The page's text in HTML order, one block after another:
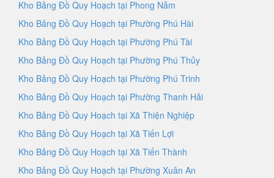
Kho Bảng Đồ Quy Hoạch tại Phong Nẫm
Kho Bảng Đồ Quy Hoạch tại Phường Phú Hài
Kho Bảng Đồ Quy Hoạch tại Phường Phú Tài
Kho Bảng Đồ Quy Hoạch tại Phường Phú Thủy
Kho Bảng Đồ Quy Hoạch tại Phường Phú Trinh
Kho Bảng Đồ Quy Hoạch tại Phường Thanh Hải
Kho Bảng Đồ Quy Hoạch tại Xã Thiện Nghiệp
Kho Bảng Đồ Quy Hoạch tại Xã Tiến Lợi
Kho Bảng Đồ Quy Hoạch tại Xã Tiến Thành
Kho Bảng Đồ Quy Hoạch tại Phường Xuân An